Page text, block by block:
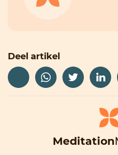
Deel artikel
Meditation